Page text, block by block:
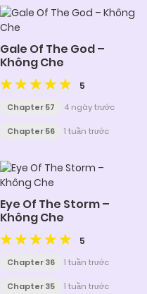
Gale Of The God –
Không Che
5
Chapter 57 4 ngày trước
Chapter 56 1 tuần trước
Eye Of The Storm –
Không Che
5
Chapter 36 1 tuần trước
Chapter 35 1 tuần trước